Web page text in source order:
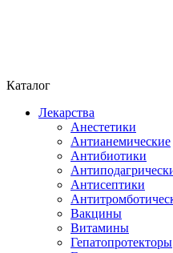
Каталог
Лекарства
Анестетики
Антианемические
Антибиотики
Антисептики
Вакцины
Витамины
Гепатопротекторы